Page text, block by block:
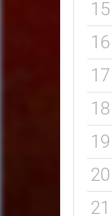
15
16
17
18
19
20
21